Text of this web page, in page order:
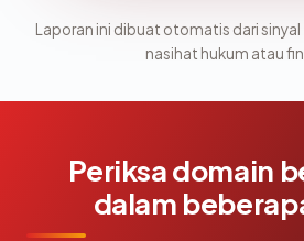
Laporan ini dibuat otomatis dari sinyal
nasihat hukum atau
Periksa domain
dalam